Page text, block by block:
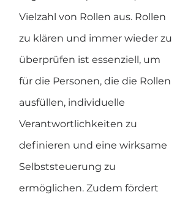
Vielzahl von Rollen aus. Rollen
zu klären und immer wieder zu
überprüfen ist essenziell, um
für die Personen, die die Rollen
ausfüllen, individuelle
Verantwortlichkeiten zu
definieren und eine wirksame
Selbststeuerung zu
ermöglichen. Zudem fördert